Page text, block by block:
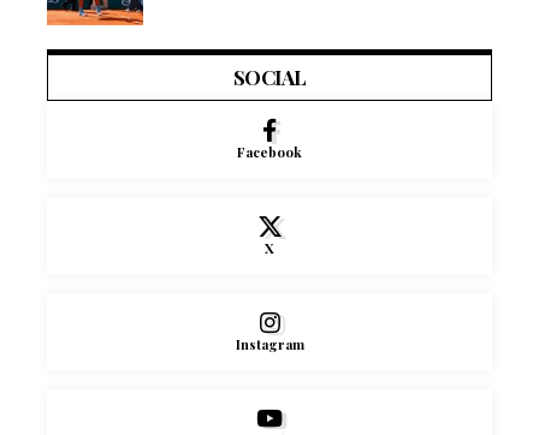
SOCIAL
Facebook
X
Instagram